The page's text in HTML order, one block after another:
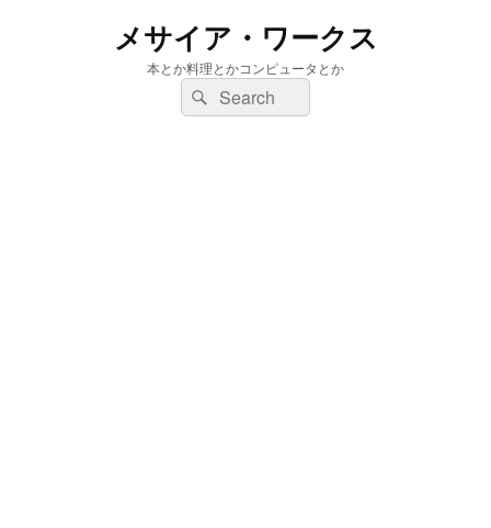
メサイア・ワークス
本とか料理とかコンピュータとか
検
索:
検
索